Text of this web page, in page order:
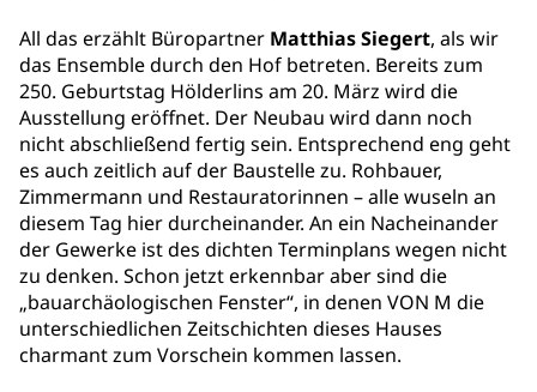
All das erzählt Büropartner Matthias Siegert, als wir
das Ensemble durch den Hof betreten. Bereits zum
250. Geburtstag Hölderlins am 20. März wird die
Ausstellung eröffnet. Der Neubau wird dann noch
nicht abschließend fertig sein. Entsprechend eng geht
es auch zeitlich auf der Baustelle zu. Rohbauer,
Zimmermann und Restauratorinnen – alle wuseln an
diesem Tag hier durcheinander. An ein Nacheinander
der Gewerke ist des dichten Terminplans wegen nicht
zu denken. Schon jetzt erkennbar aber sind die
„bauarchäologischen Fenster“, in denen VON M die
unterschiedlichen Zeitschichten dieses Hauses
charmant zum Vorschein kommen lassen.